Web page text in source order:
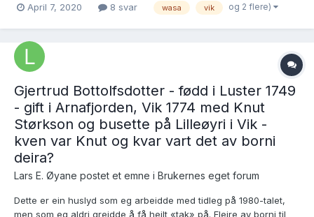
https://www.nb.no/items/URN:NBN:no-
datteren Christine Christ...
April 7, 2020 8 svar wasa vik og 2 flere)
Gjertrud Bottolfsdotter - fødd i Luster 1749
- gift i Arnafjorden, Vik 1774 med Knut
Størkson og busette på Lilleøyri i Vik -
kven var Knut og kvar vart det av borni
deira?
Lars E. Øyane postet et emne i Brukernes eget forum
Dette er ein huslyd som eg arbeidde med tidleg på 1980-talet,
men som eg aldri greidde å få heilt «tak» på. Fleire av borni til